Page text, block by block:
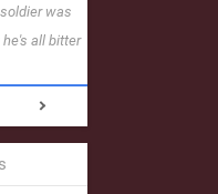
was
all bitter